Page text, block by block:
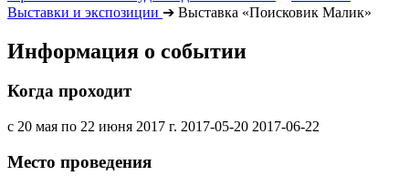
Выставки и экспозиции ➔ Выставка «Поисковик Малик»
Информация о событии
Когда проходит
с 20 мая по 22 июня 2017 г. 2017-05-20 2017-06-22
Место проведения